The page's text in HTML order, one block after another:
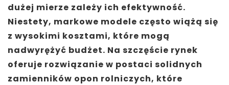
dużej mierze zależy ich efektywność.
Niestety, markowe modele często wiążą się
z wysokimi kosztami, które mogą
nadwyrężyć budżet. Na szczęście rynek
oferuje rozwiązanie w postaci solidnych
zamienników opon rolniczych, które